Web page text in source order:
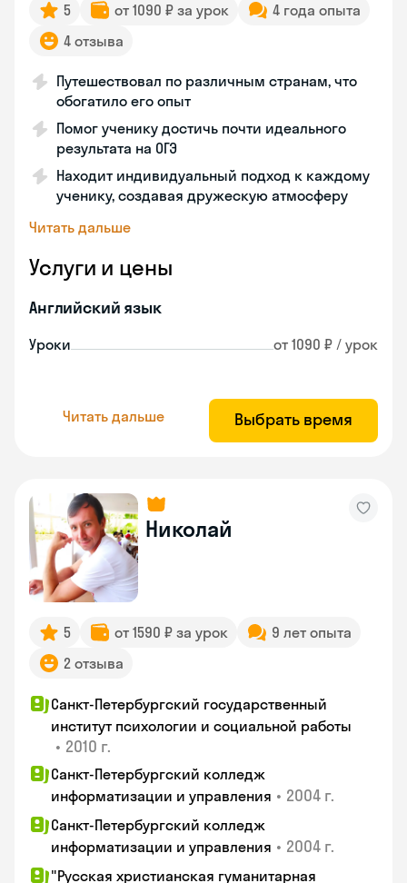
5 от 1090 ₽ за урок
4 года опыта
4 отзыва
Путешествовал по различным странам, что
обогатило его опыт
Помог ученику достичь почти идеального
результата на ОГЭ
Находит индивидуальный подход к каждому
ученику, создавая дружескую атмосферу
Читать дальше
Услуги и цены
Английский язык
Уроки от 1090 ₽ / урок
Читать дальше Выбрать время
Николай
5 от 1590 ₽ за урок
9 лет опыта
2 отзыва
Санкт-Петербургский государственный
институт психологии и социальной работы
• 2010 г.
Санкт-Петербургский колледж
информатизации и управления • 2004 г.
Санкт-Петербургский колледж
информатизации и управления • 2004 г.
"Русская христианская гуманитарная